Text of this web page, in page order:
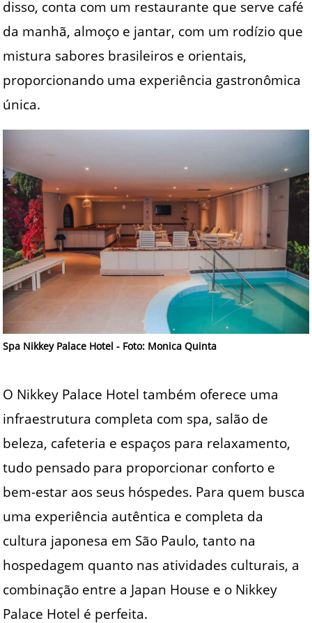
disso, conta com um restaurante que serve café
da manhã, almoço e jantar, com um rodízio que
mistura sabores brasileiros e orientais,
proporcionando uma experiência gastronômica
única.
Spa Nikkey Palace Hotel - Foto: Monica Quinta
O Nikkey Palace Hotel também oferece uma
infraestrutura completa com spa, salão de
beleza, cafeteria e espaços para relaxamento,
tudo pensado para proporcionar conforto e
bem-estar aos seus hóspedes. Para quem busca
uma experiência autêntica e completa da
cultura japonesa em São Paulo, tanto na
hospedagem quanto nas atividades culturais, a
combinação entre a Japan House e o Nikkey
Palace Hotel é perfeita.